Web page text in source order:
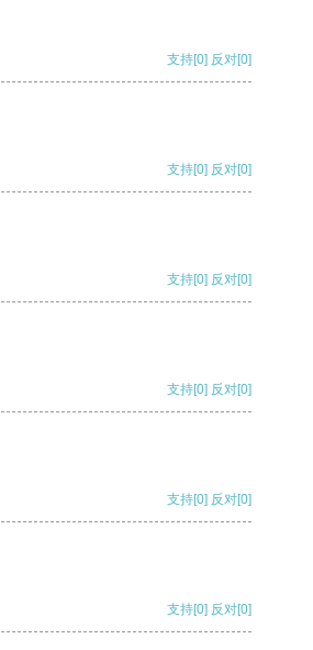
支持[0] 反对[0]
支持[0] 反对[0]
支持[0] 反对[0]
支持[0] 反对[0]
支持[0] 反对[0]
支持[0] 反对[0]